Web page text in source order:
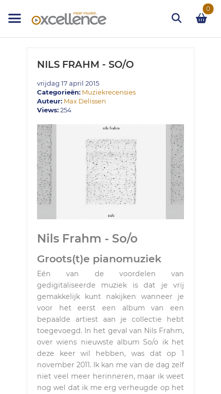
naar
de
0
Zoek
NILS FRAHM - SO/O
vrijdag 17 april 2015
Categorieën: Muziekrecensies
Auteur: Max Delissen
Views:254
Nils Frahm - So/o
Groots(t)e pianomuziek
Eén van de voordelen van
gedigitaliseerde muziek is dat je vrij
gemakkelijk kunt nakijken wanneer je
voor het eerst een album van een
bepaalde artiest aan je collectie hebt
toegevoegd. In het geval van Nils Frahm,
over wiens nieuwste album So/o ik het
deze keer wil hebben, was dat op 1
november 2011. Ik kan me van de dag zelf
niet veel meer herinneren, maar ik weet
nog wel dat ik me erg verheugde op het